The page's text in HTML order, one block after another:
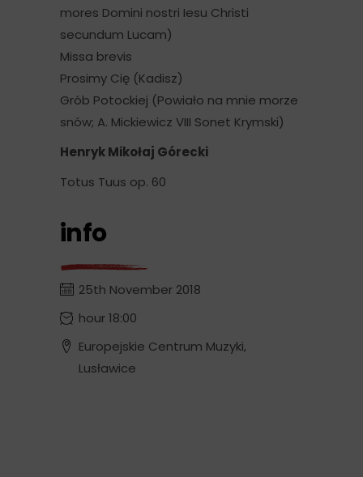
mores Domini nostri Iesu Christi
secundum Lucam)
Missa brevis
Prosimy Cię (Kadisz)
Grób Potockiej (Powiało na mnie morze
snów; A. Mickiewicz VIII Sonet Krymski)
Henryk Mikołaj Górecki
Totus Tuus op. 60
info
25th November 2018
hour 18:00
Europejskie Centrum Muzyki,
Lusławice